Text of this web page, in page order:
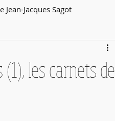
Jean-Jacques Sagot
les carnets de